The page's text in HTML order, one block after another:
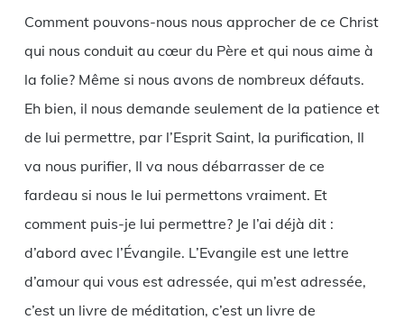
Comment pouvons-nous nous approcher de ce Christ
qui nous conduit au cœur du Père et qui nous aime à
la folie? Même si nous avons de nombreux défauts.
Eh bien, il nous demande seulement de la patience et
de lui permettre, par l’Esprit Saint, la purification, Il
va nous purifier, Il va nous débarrasser de ce
fardeau si nous le lui permettons vraiment. Et
comment puis-je lui permettre? Je l’ai déjà dit :
d’abord avec l’Évangile. L’Evangile est une lettre
d’amour qui vous est adressée, qui m’est adressée,
c’est un livre de méditation, c’est un livre de